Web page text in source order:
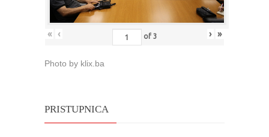
« ‹ of 3 › »
Photo by klix.ba
PRISTUPNICA